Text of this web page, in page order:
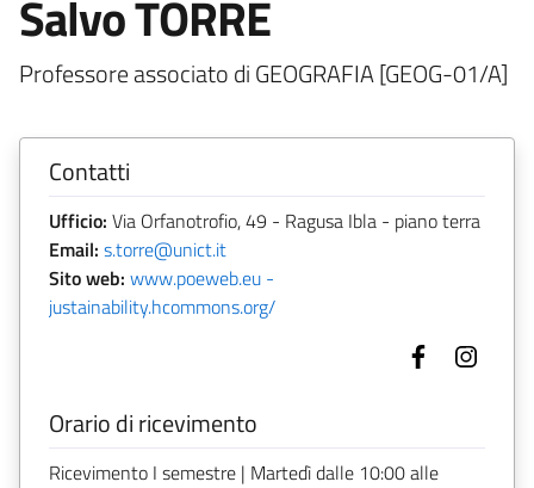
Salvo TORRE
Professore associato di GEOGRAFIA [GEOG-01/A]
Contatti
Ufficio: Via Orfanotrofio, 49 - Ragusa Ibla - piano terra
Email: s.torre@unict.it
Sito web: www.poeweb.eu -
justainability.hcommons.org/
Orario di ricevimento
Ricevimento I semestre | Martedì dalle 10:00 alle